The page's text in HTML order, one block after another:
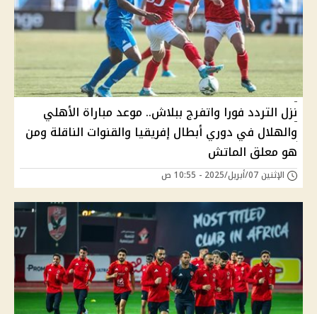
نزل التردد فورا واتفرج ببلاش.. موعد مباراة الأهلي
والهلال في دوري أبطال إفريقيا والقنوات الناقلة ومن
هو معلق الماتش
الإثنين 07/أبريل/2025 - 10:55 ص